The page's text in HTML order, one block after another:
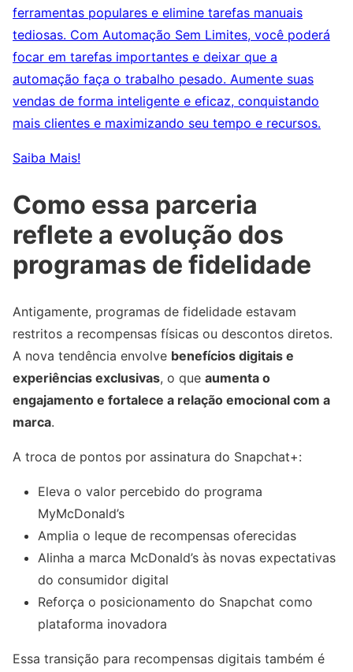
ferramentas populares e elimine tarefas manuais
tediosas. Com Automação Sem Limites, você poderá
focar em tarefas importantes e deixar que a
automação faça o trabalho pesado. Aumente suas
vendas de forma inteligente e eficaz, conquistando
mais clientes e maximizando seu tempo e recursos.
Saiba Mais!
Como essa parceria
reflete a evolução dos
programas de fidelidade
Antigamente, programas de fidelidade estavam
restritos a recompensas físicas ou descontos diretos.
A nova tendência envolve benefícios digitais e
experiências exclusivas, o que aumenta o
engajamento e fortalece a relação emocional com a
marca.
A troca de pontos por assinatura do Snapchat+:
Eleva o valor percebido do programa
MyMcDonald’s
Amplia o leque de recompensas oferecidas
Alinha a marca McDonald’s às novas expectativas
do consumidor digital
Reforça o posicionamento do Snapchat como
plataforma inovadora
Essa transição para recompensas digitais também é